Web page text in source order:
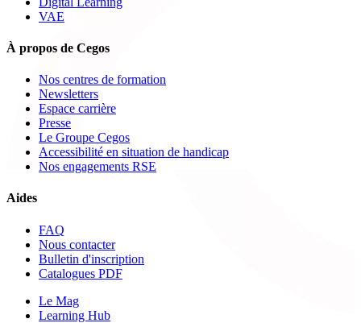
VAE
À propos de Cegos
Nos centres de formation
Newsletters
Espace carrière
Presse
Le Groupe Cegos
Accessibilité en situation de handicap
Nos engagements RSE
Aides
FAQ
Nous contacter
Bulletin d'inscription
Catalogues PDF
Le Mag
Learning Hub